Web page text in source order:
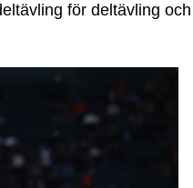
för deltävling och